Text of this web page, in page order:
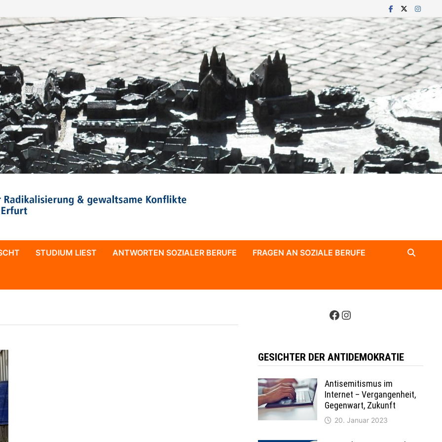
STUDIUM LIEST ANTWORTEN SOZIALER BERUFE FRAGEN AN SOZIALE BERUFE
Facebook
Instagram
GESICHTER DER ANTIDEMOKRATIE
Antisemitismus im
Internet – Vergangenheit,
Gegenwart, Zukunft
20. Januar 2023